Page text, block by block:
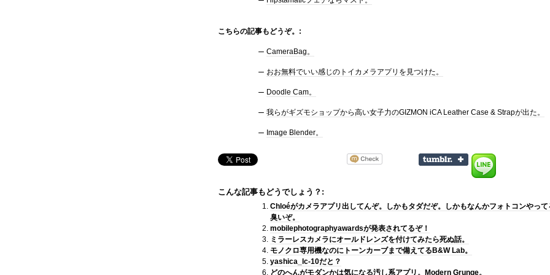
こちらの記事もどうぞ。:
CameraBag。
おお無料でいい感じのトイカメラアプリを見つけた。
Doodle Cam。
我らがギズモショップから高い女子力のGIZMON iCA Leather Case & Strapが出た。
Image Blender。
こんな記事もどうでしょう？:
Chloéがカメラアプリ出してんぞ。しかもタダだぞ。しかもなんかフォトコンやって
臭いぞ。
mobilephotographyawardsが発表されてるぞ！
ミラーレスカメラにオールドレンズを付けてみたら死ぬ話。
モノクロ専用機なのにトーンカーブまで備えてるB&W Lab。
yashica_lc-10だと？
どのへんがモダンかは気になる汚し系アプリ。Modern Grunge。